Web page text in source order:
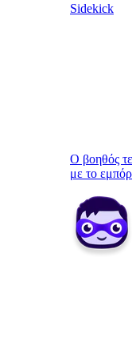
Sidekick
Ο βοηθός
με το